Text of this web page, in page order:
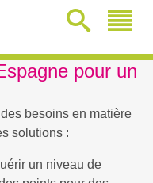
pour un
besoins en matière
solutions :
un niveau de